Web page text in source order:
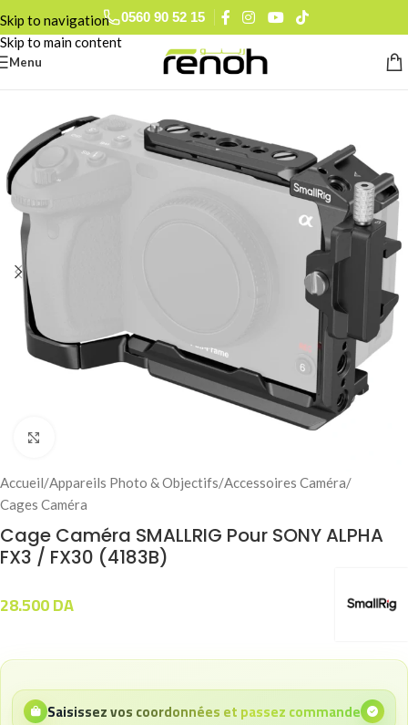
Skip to navigation
Skip to main content
0560 90 52 15
Menu
Accueil/Appareils Photo & Objectifs/Accessoires Caméra/
Cages Caméra
Cage Caméra SMALLRIG Pour SONY ALPHA
FX3 / FX30 (4183B)
28.500DA
Saisissez vos coordonnées et passez commande